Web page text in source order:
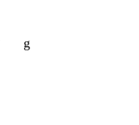
g